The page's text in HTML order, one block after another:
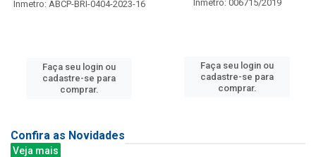
Inmetro: ABCP-BRI-0404-2023-16
Faça seu login ou
cadastre-se para
comprar.
Inmetro: 006715/2019
Faça seu login ou
cadastre-se para
comprar.
Confira as Novidades
Veja mais